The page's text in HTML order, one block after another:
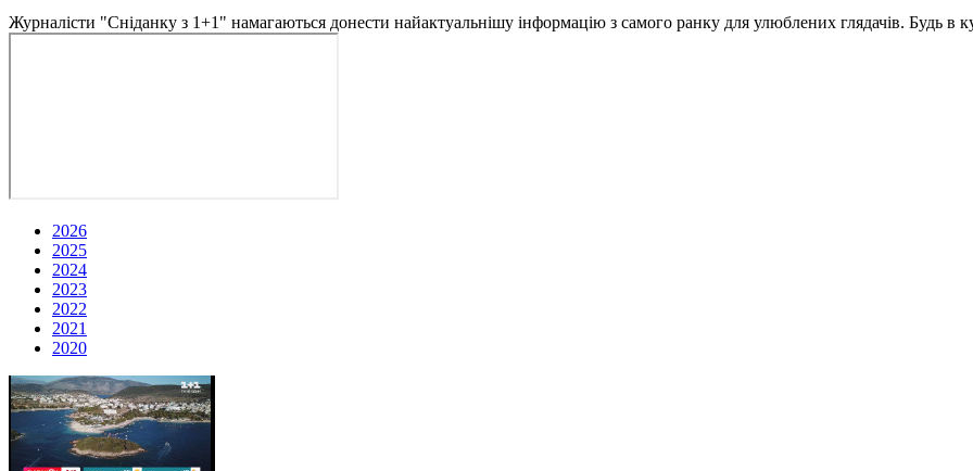
Журналісти "Сніданку з 1+1" намагаються донести найактуальнішу інформацію з самого ранку для улюблених глядачів. Будь в
2026
2025
2024
2023
2022
2021
2020